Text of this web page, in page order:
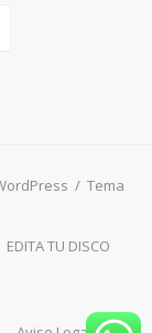
/ Tema
EDITA TU DISCO